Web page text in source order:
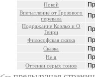
Покой
Впечатление от Грозового
перевала
Подражание Коэльо и О
Генри
Философская сказка
Сказка
Не я
Оттенки серых тонов